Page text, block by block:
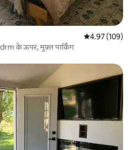
औसत रेटिंग 5 में से
4.97 (109)
के ऊपर, मुफ़्त पार्किंग